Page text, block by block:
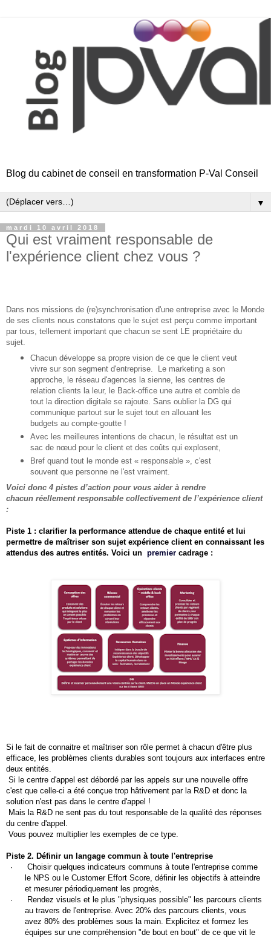
Blog du cabinet de conseil en transformation P-Val Conseil
▼
mardi 10 avril 2018
Qui est vraiment responsable de
l'expérience client chez vous ?
Dans nos missions de (re)synchronisation d'une entreprise avec le Monde
de ses clients nous constatons que le sujet est perçu comme important
par tous, tellement important que chacun se sent LE propriétaire du
sujet.
Chacun développe sa propre vision de ce que le client veut
vivre sur son segment d'entreprise. Le marketing a son
approche, le réseau d'agences la sienne, les centres de
relation clients la leur, le Back-office une autre et comble de
tout la direction digitale se rajoute. Sans oublier la DG qui
communique partout sur le sujet tout en allouant les
budgets au compte-goutte !
Avec les meilleures intentions de chacun, le résultat est un
sac de nœud pour le client et des coûts qui explosent,
Bref quand tout le monde est « responsable », c'est
souvent que personne ne l'est vraiment.
Voici donc 4 pistes d’action pour vous aider à rendre
chacun réellement responsable collectivement de l’expérience client
:
Piste 1 : clarifier la performance attendue de chaque entité et lui
permettre de maîtriser son sujet expérience client en connaissant les
attendus des autres entités. Voici un premier cadrage :
Si le fait de connaitre et maîtriser son rôle permet à chacun d'être plus
efficace, les problèmes clients durables sont toujours aux interfaces entre
deux entités.
Si le centre d'appel est débordé par les appels sur une nouvelle offre
c'est que celle-ci a été conçue trop hâtivement par la R&D et donc la
solution n'est pas dans le centre d'appel !
Mais la R&D ne sent pas du tout responsable de la qualité des réponses
du centre d'appel.
Vous pouvez multiplier les exemples de ce type.
Piste 2. Définir un langage commun à toute l'entreprise
·
Choisir quelques indicateurs communs à toute l'entreprise comme
le NPS ou le Customer Effort Score, définir les objectifs à atteindre
et mesurer périodiquement les progrès,
·
Rendez visuels et le plus "physiques possible" les parcours clients
au travers de l'entreprise. Avec 20% des parcours clients, vous
avez 80% des problèmes sous la main. Explicitez et formez les
équipes sur une compréhension "de bout en bout" de ce que vit le